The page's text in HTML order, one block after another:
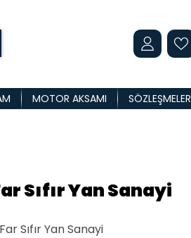
MOTOR AKSAMI SÖZLEŞMELER
Sıfır Yan Sanayi
Sıfır Yan Sanayi